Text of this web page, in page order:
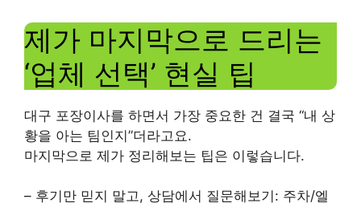
제가 마지막으로 드리는
‘업체 선택’ 현실 팁
대구 포장이사를 하면서 가장 중요한 건 결국 “내 상
황을 아는 팀인지”더라고요.
마지막으로 제가 정리해보는 팁은 이렇습니다.
– 후기만 믿지 말고, 상담에서 질문해보기: 주차/엘